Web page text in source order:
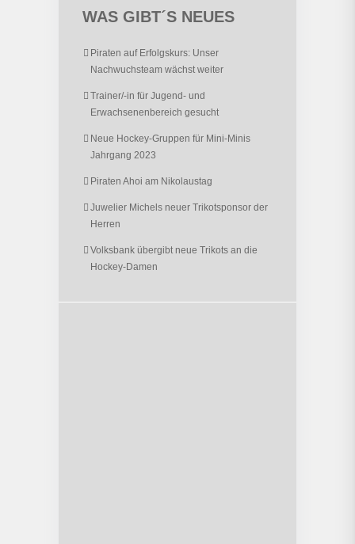
WAS GIBT´S NEUES
Piraten auf Erfolgskurs: Unser
Nachwuchsteam wächst weiter
Trainer/-in für Jugend- und
Erwachsenenbereich gesucht
Neue Hockey-Gruppen für Mini-Minis
Jahrgang 2023
Piraten Ahoi am Nikolaustag
Juwelier Michels neuer Trikotsponsor der
Herren
Volksbank übergibt neue Trikots an die
Hockey-Damen